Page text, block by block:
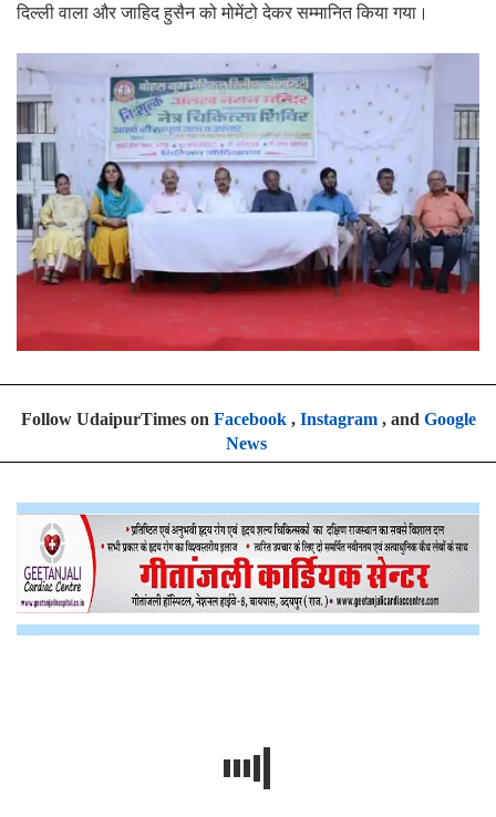
दिल्ली वाला और जाहिद हुसैन को मोमेंटो देकर सम्मानित किया गया।
Follow UdaipurTimes on Facebook, Instagram, and Google
News